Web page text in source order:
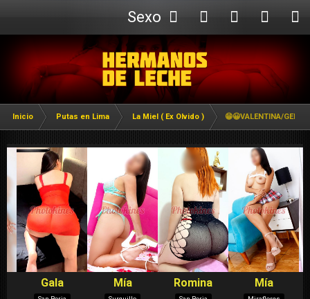
Sexo
Webcam
Inicio Putas en Lima La Miel ( Ex Olvido ) 😁😀VALENTINA/